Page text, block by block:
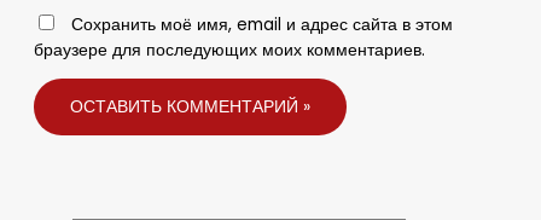
Сохранить моё имя, email и адрес сайта в этом
браузере для последующих моих комментариев.